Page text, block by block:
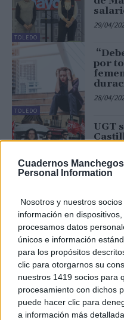
Cuadernos
Personal Information
Nosotros y nuestros
información en
procesamos datos
únicos e información
para los propósitos
clic para otorgarnos su
nuestros 1419 socios para
procesamiento con dichos
puede hacer clic para
a información más
TOLEDO
29/04/
TOLEDO
por
28/04/
UGT
la
28/04/2026
TOLEDO
UGT
de
exigir
27/04/
27/04/